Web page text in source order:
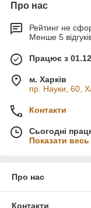
Про нас
Рейтинг не
Менше 5
Працює з
м. Харків
пр. Науки, 60,
Контакти
Сьогодні
Показати
Про нас
Контакти